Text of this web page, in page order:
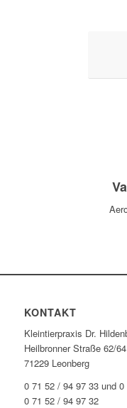
KONTAKT
Kleintierpraxis Dr.
Heilbronner Straße 62/64
71229 Leonberg
0 71 52 / 94 97 33 und
0 71 52 / 94 97 32